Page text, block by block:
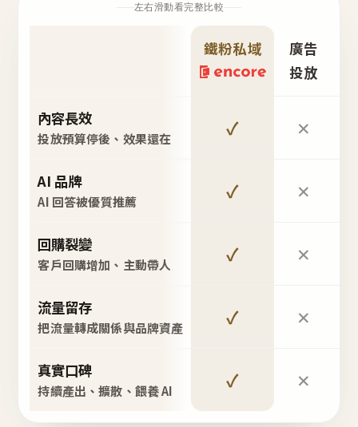
左右滑動看完整比較
鐵粉私域
廣告
投放
內容長效
投放預算停後、效果還在 ✓ ✕
AI 品牌
AI 回答被優質推薦 ✓ ✕
回購裂變
客戶回購增加、主動帶人 ✓ ✕
流量留存
把流量轉成關係與品牌資產 ✓ ✕
真實口碑
持續產出、擴散、餵養 AI ✓ ✕